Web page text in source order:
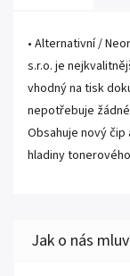
• Alternativní /
s.r.o. je
vhodný na tisk
nepotřebuje
Obsahuje nový
hladiny